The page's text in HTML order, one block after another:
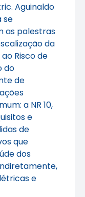
Aguinaldo
se
as palestras
da
ao Risco de
do
de
a NR 10,
e
de
que
dos
e